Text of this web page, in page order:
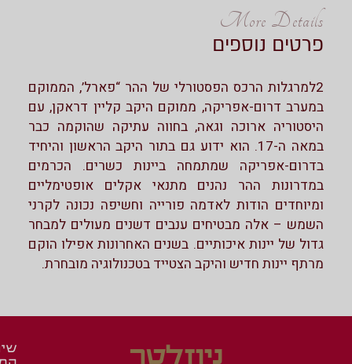
More Details
פרטים נוספים
2למרגלות הרכס הפסטורלי של ההר “פארל’, הממוקם
במערב דרום-אפריקה, ממוקם היקב קליין דראקן, עם
היסטוריה ארוכה וגאה, בחווה עתיקה שהוקמה כבר
במאה ה-17. הוא ידוע גם בתור היקב הראשון והיחיד
בדרום-אפריקה שמתמחה ביינות כשרים. הכרמים
במדרונות ההר נהנים מתנאי אקלים אופטימליים
ומיוחדים הודות לאדמה פורייה וחשיפה נכונה לקרני
השמש – אלה מבטיחים ענבים דשנים מעולים למבחר
גדול של יינות איכותיים. בשנים האחרונות אפילו הוקם
מרתף יינות חדיש והיקב הצטייד בטכנולוגיה מובחרת.
ניוזלטר